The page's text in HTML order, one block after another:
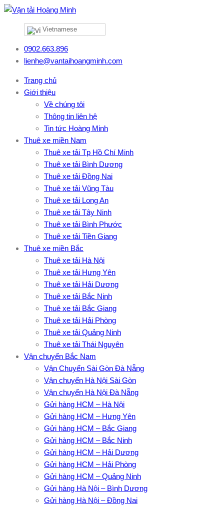
Vietnamese
0902.663.896
lienhe@vantaihoangminh.com
Trang chủ
Giới thiệu
Về chúng tôi
Thông tin liên hệ
Tin tức Hoàng Minh
Thuê xe miền Nam
Thuê xe tải Tp Hồ Chí Minh
Thuê xe tải Bình Dương
Thuê xe tải Đồng Nai
Thuê xe tải Vũng Tàu
Thuê xe tải Long An
Thuê xe tải Tây Ninh
Thuê xe tải Bình Phước
Thuê xe tải Tiền Giang
Thuê xe miền Bắc
Thuê xe tải Hà Nội
Thuê xe tải Hưng Yên
Thuê xe tải Hải Dương
Thuê xe tải Bắc Ninh
Thuê xe tải Bắc Giang
Thuê xe tải Hải Phòng
Thuê xe tải Quảng Ninh
Thuê xe tải Thái Nguyên
Vận chuyển Bắc Nam
Vận Chuyển Sài Gòn Đà Nẵng
Vận chuyển Hà Nội Sài Gòn
Vận chuyển Hà Nội Đà Nẵng
Gửi hàng HCM – Hà Nội
Gửi hàng HCM – Hưng Yên
Gửi hàng HCM – Bắc Giang
Gửi hàng HCM – Bắc Ninh
Gửi hàng HCM – Hải Dương
Gửi hàng HCM – Hải Phòng
Gửi hàng HCM – Quảng Ninh
Gửi hàng Hà Nội – Bình Dương
Gửi hàng Hà Nội – Đồng Nai